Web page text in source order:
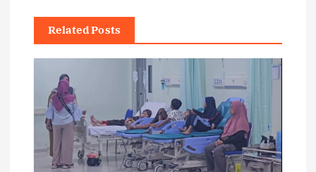
a
v
g
a
Related Posts